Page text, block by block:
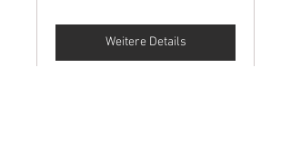
Weitere Details